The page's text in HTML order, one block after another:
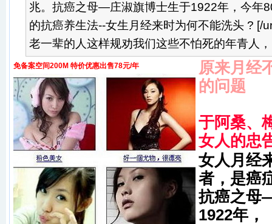
兆。抗癌之母—庄淑旗博士生于1922年，今年
的抗癌养生法--女生月经来时为何不能洗头 ? [/
老一辈的人这样规劝我们这些不怕死的年青人
免备案空间200M 特价优惠出售78元/年
原来月经
的问题
于阿桑、
女人的忠
女人月经
者，是癌
抗癌之母
1922年，